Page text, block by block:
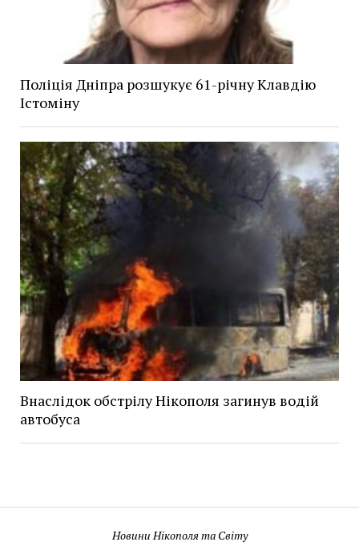
Поліція Дніпра розшукує 61-річну Клавдію
Істоміну
Внаслідок обстрілу Нікополя загинув водій
автобуса
Новини Нікополя та Світу